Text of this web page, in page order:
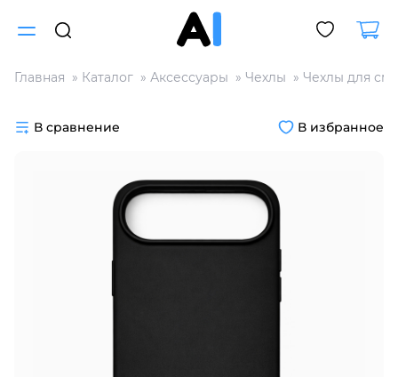
Главная Каталог Аксессуары Чехлы Чехлы для
В сравнение В избранное
Разбейте
на части
без переплат